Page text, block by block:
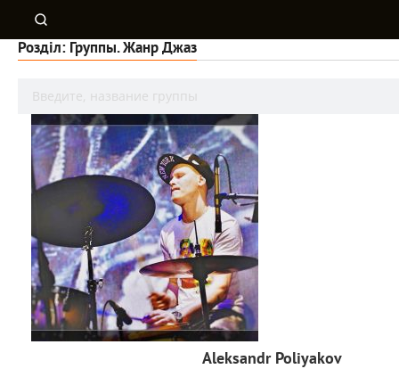
Розділ: Группы. Жанр Джаз
Aleksandr Poliyakov